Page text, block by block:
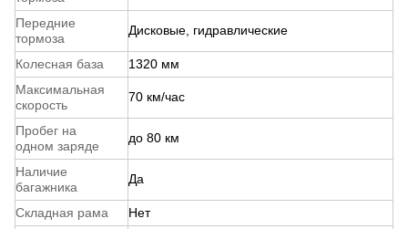
Передние
тормоза
Дисковые, гидравлические
Колесная база
1320 мм
Максимальная
скорость
70 км/час
Пробег на
одном заряде
до 80 км
Наличие
багажника
Да
Складная рама
Нет